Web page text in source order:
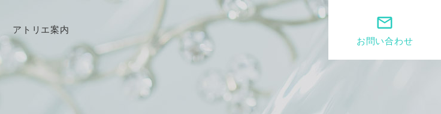
アトリエ案内 mail_outline
お問い合わせ